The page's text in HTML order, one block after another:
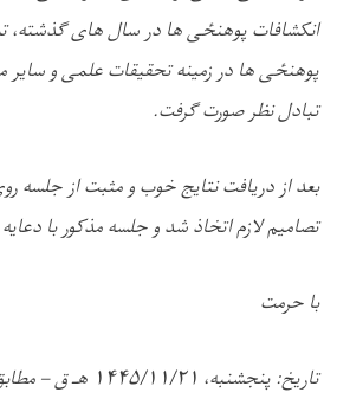
انکشافاتپوهنځی ها در سال هایگذشته،
پوهنځی ها در زمینه تحقیقات علمی و
تبادل نظر صورتگرفت.
بعد از دریافت نتایج خوب و مثبت از
تصامیم لازم اتخاذ شد و جلسه مذکور با
با حرمت
تاریخ: پنجشنبه، ۱۴۴۵/۱۱/۲۱ هـ ق – مطابق؛ ۱۴۰۳/۳/۱۰ هـ ش